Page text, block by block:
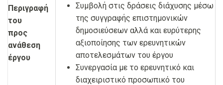
Περιγραφή
του
προς
ανάθεση
έργου
Συμβολή στις δράσεις διάχυσης μέσω
της συγγραφής επιστημονικών
δημοσιεύσεων αλλά και ευρύτερης
αξιοποίησης των ερευνητικών
αποτελεσμάτων του έργου
Συνεργασία με το ερευνητικό και
διαχειριστικό προσωπικό του